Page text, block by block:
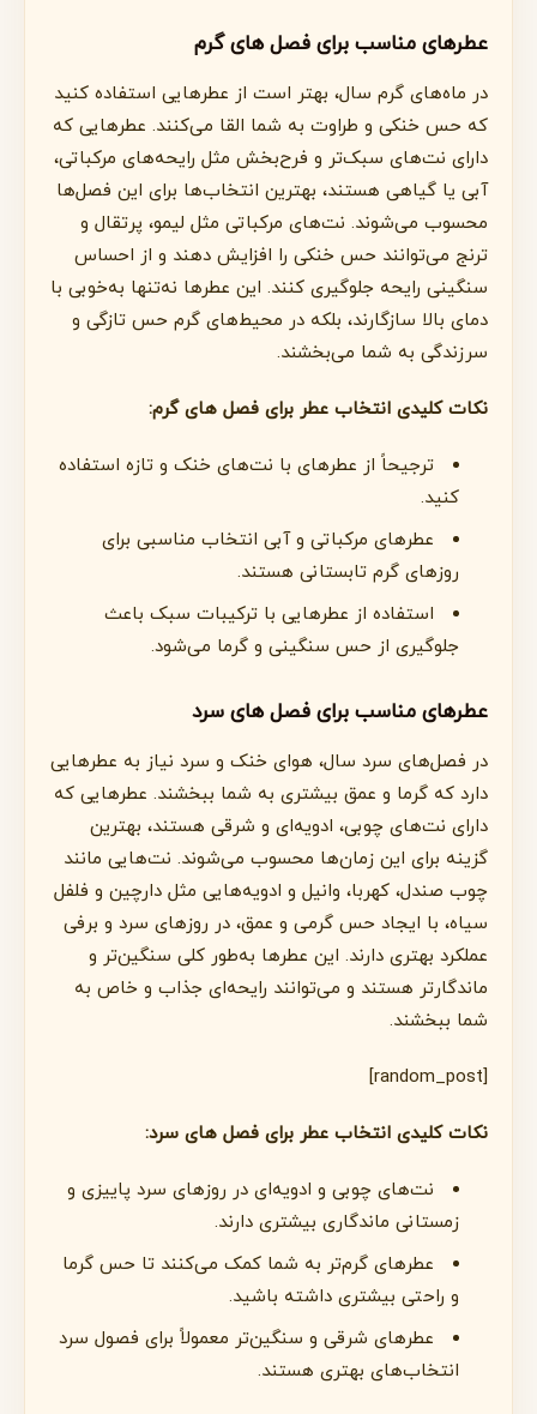
عطرهای مناسب برای فصل های گرم
در ماه‌های گرم سال، بهتر است از عطرهایی استفاده کنید
که حس خنکی و طراوت به شما القا می‌کنند. عطرهایی که
دارای نت‌های سبک‌تر و فرح‌بخش مثل رایحه‌های مرکباتی،
آبی یا گیاهی هستند، بهترین انتخاب‌ها برای این فصل‌ها
محسوب می‌شوند. نت‌های مرکباتی مثل لیمو، پرتقال و
ترنج می‌توانند حس خنکی را افزایش دهند و از احساس
سنگینی رایحه جلوگیری کنند. این عطرها نه‌تنها به‌خوبی با
دمای بالا سازگارند، بلکه در محیط‌های گرم حس تازگی و
سرزندگی به شما می‌بخشند.
نکات کلیدی انتخاب عطر برای فصل های گرم:
ترجیحاً از عطرهای با نت‌های خنک و تازه استفاده
کنید.
عطرهای مرکباتی و آبی انتخاب مناسبی برای
روزهای گرم تابستانی هستند.
استفاده از عطرهایی با ترکیبات سبک باعث
جلوگیری از حس سنگینی و گرما می‌شود.
عطرهای مناسب برای فصل های سرد
در فصل‌های سرد سال، هوای خنک و سرد نیاز به عطرهایی
دارد که گرما و عمق بیشتری به شما ببخشند. عطرهایی که
دارای نت‌های چوبی، ادویه‌ای و شرقی هستند، بهترین
گزینه برای این زمان‌ها محسوب می‌شوند. نت‌هایی مانند
چوب صندل، کهربا، وانیل و ادویه‌هایی مثل دارچین و فلفل
سیاه، با ایجاد حس گرمی و عمق، در روزهای سرد و برفی
عملکرد بهتری دارند. این عطرها به‌طور کلی سنگین‌تر و
ماندگارتر هستند و می‌توانند رایحه‌ای جذاب و خاص به
شما ببخشند.
[random_post]
نکات کلیدی انتخاب عطر برای فصل های سرد:
نت‌های چوبی و ادویه‌ای در روزهای سرد پاییزی و
زمستانی ماندگاری بیشتری دارند.
عطرهای گرم‌تر به شما کمک می‌کنند تا حس گرما
و راحتی بیشتری داشته باشید.
عطرهای شرقی و سنگین‌تر معمولاً برای فصول سرد
انتخاب‌های بهتری هستند.